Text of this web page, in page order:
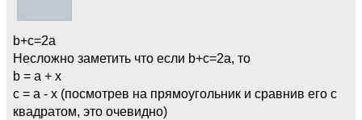
b+c=2a
Несложно заметить что если b+c=2a, то
b = a + x
c = a - x (посмотрев на прямоугольник и сравнив его с
квадратом, это очевидно)